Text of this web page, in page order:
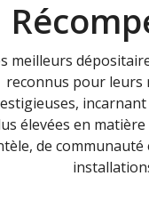
meilleurs
reconnus pour leurs
élevées en matière
de communauté